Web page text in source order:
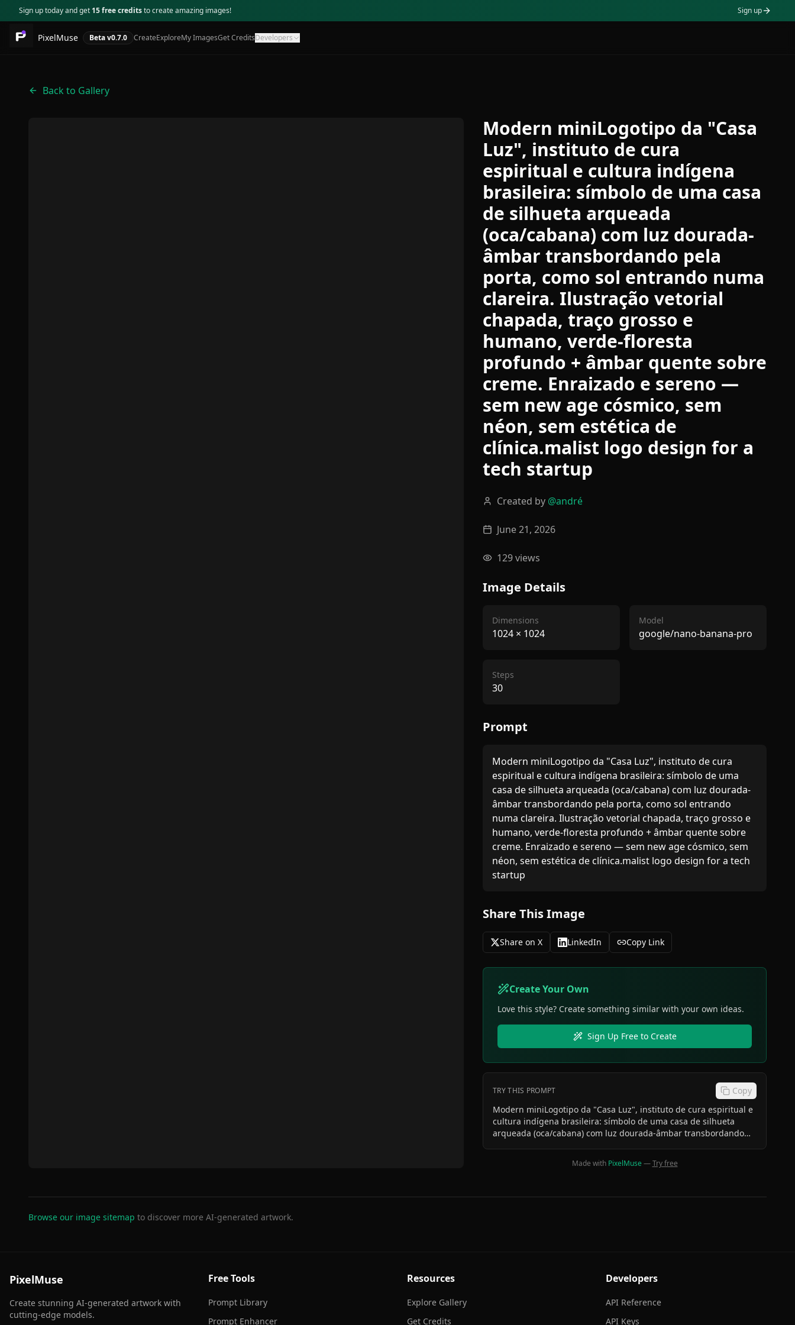
Sign up today and get 15 free creditsto create amazing images! Sign up
PixelMuse Beta v0.7.0 CreateExploreMy ImagesGet CreditsDevelopers
Back to Gallery
Modern miniLogotipo da "Casa
Luz", instituto de cura
espiritual e cultura indígena
brasileira: símbolo de uma casa
de silhueta arqueada
(oca/cabana) com luz dourada-
âmbar transbordando pela
porta, como sol entrando numa
clareira. Ilustração vetorial
chapada, traço grosso e
humano, verde-floresta
profundo + âmbar quente sobre
creme. Enraizado e sereno —
sem new age cósmico, sem
néon, sem estética de
clínica.malist logo design for a
tech startup
Created by @andré
June 21, 2026
129views
Image Details
Dimensions
1024 × 1024
Model
google/nano-banana-pro
Steps
30
Prompt
Modern miniLogotipo da "Casa Luz", instituto de cura
espiritual e cultura indígena brasileira: símbolo de uma
casa de silhueta arqueada (oca/cabana) com luz dourada-
âmbar transbordando pela porta, como sol entrando
numa clareira. Ilustração vetorial chapada, traço grosso e
humano, verde-floresta profundo + âmbar quente sobre
creme. Enraizado e sereno — sem new age cósmico, sem
néon, sem estética de clínica.malist logo design for a tech
startup
Share This Image
Share on X LinkedIn Copy Link
Create Your Own
Love this style? Create something similar with your own ideas.
Sign Up Free to Create
TRY THIS PROMPT
Copy
Modern miniLogotipo da "Casa Luz", instituto de cura espiritual e
cultura indígena brasileira: símbolo de uma casa de silhueta
arqueada (oca/cabana) com luz dourada-âmbar transbordando
âmbar quente sobre creme. Enraizado e sereno — sem new age
Made with PixelMuse—Try free
Browse our image sitemap to discover more AI-generated artwork.
PixelMuse
Create stunning AI-generated artwork with
cutting-edge models.
Free Tools
Prompt Library
Prompt Enhancer
Resources
Explore Gallery
Get Credits
Developers
API Reference
API Keys